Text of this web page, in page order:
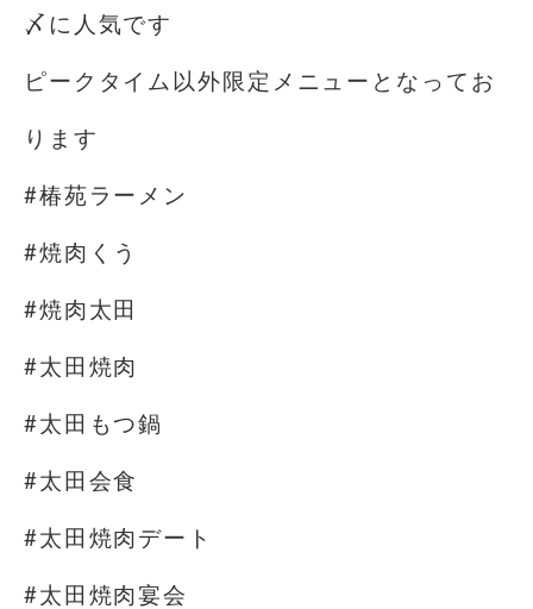
〆に人気です
ピークタイム以外限定メニューとなってお
ります
#椿苑ラーメン
#焼肉くう
#焼肉太田
#太田焼肉
#太田もつ鍋
#太田会食
#太田焼肉デート
#太田焼肉宴会